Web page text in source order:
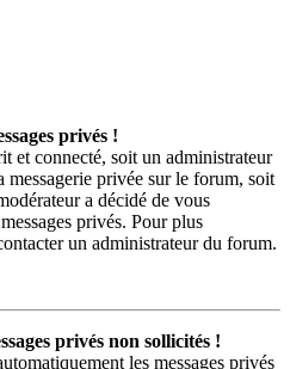
privés !
et connecté, soit un administrateur
messagerie privée sur le forum, soit
a décidé de vous
privés. Pour plus
un administrateur du forum.
privés non sollicités !
les messages privés